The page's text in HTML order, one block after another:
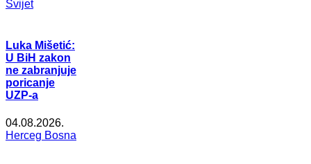
Svijet
Luka Mišetić:
U BiH zakon
ne zabranjuje
poricanje
UZP-a
04.08.2026.
Herceg Bosna